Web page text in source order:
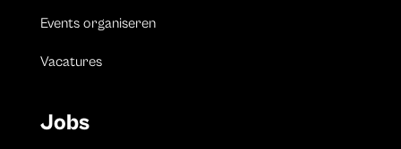
Events organiseren
Vacatures
Jobs